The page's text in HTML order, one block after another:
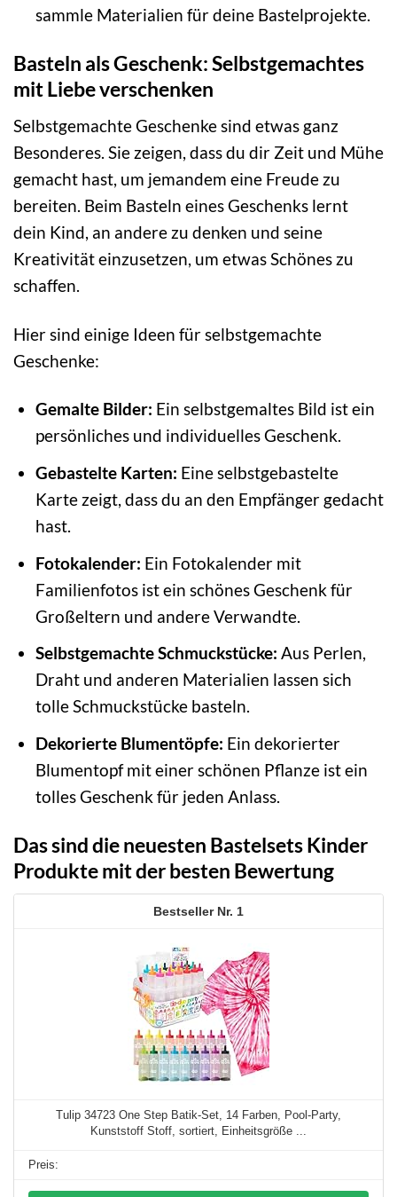
sammle Materialien für deine Bastelprojekte.
Basteln als Geschenk: Selbstgemachtes
mit Liebe verschenken
Selbstgemachte Geschenke sind etwas ganz
Besonderes. Sie zeigen, dass du dir Zeit und Mühe
gemacht hast, um jemandem eine Freude zu
bereiten. Beim Basteln eines Geschenks lernt
dein Kind, an andere zu denken und seine
Kreativität einzusetzen, um etwas Schönes zu
schaffen.
Hier sind einige Ideen für selbstgemachte
Geschenke:
Gemalte Bilder: Ein selbstgemaltes Bild ist ein
persönliches und individuelles Geschenk.
Gebastelte Karten: Eine selbstgebastelte
Karte zeigt, dass du an den Empfänger gedacht
hast.
Fotokalender: Ein Fotokalender mit
Familienfotos ist ein schönes Geschenk für
Großeltern und andere Verwandte.
Selbstgemachte Schmuckstücke: Aus Perlen,
Draht und anderen Materialien lassen sich
tolle Schmuckstücke basteln.
Dekorierte Blumentöpfe: Ein dekorierter
Blumentopf mit einer schönen Pflanze ist ein
tolles Geschenk für jeden Anlass.
Das sind die neuesten Bastelsets Kinder
Produkte mit der besten Bewertung
1
Tulip 34723 One Step Batik-Set, 14 Farben, Pool-Party,
Kunststoff Stoff, sortiert, Einheitsgröße ...